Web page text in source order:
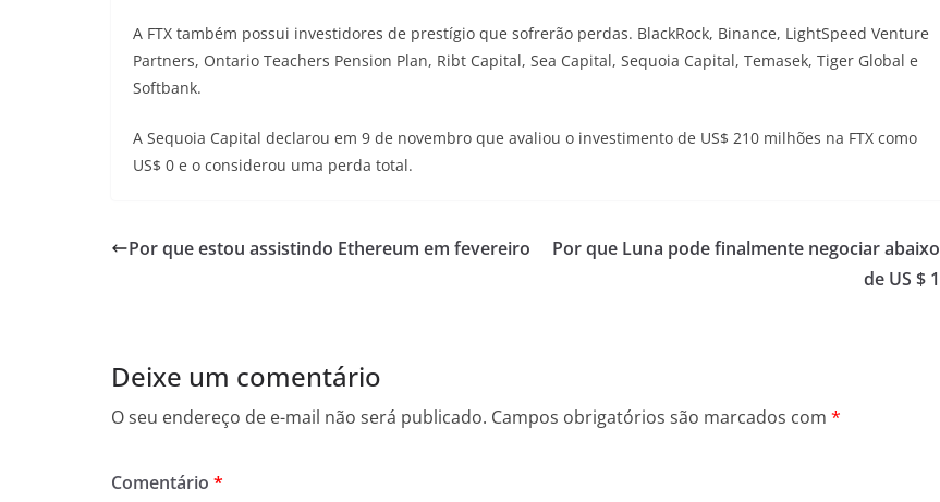
A FTX também possui investidores de prestígio que sofrerão perdas. BlackRock, Binance, LightSpeed ​​Venture
Partners, Ontario Teachers Pension Plan, Ribt Capital, Sea Capital, Sequoia Capital, Temasek, Tiger Global e
Softbank.
A Sequoia Capital declarou em 9 de novembro que avaliou o investimento de US$ 210 milhões na FTX como
US$ 0 e o considerou uma perda total.
Por que estou assistindo Ethereum em fevereiro
Por que Luna pode finalmente negociar abaixo
de US $ 1
Deixe um comentário
O seu endereço de e-mail não será publicado. Campos obrigatórios são marcados com *
Comentário *